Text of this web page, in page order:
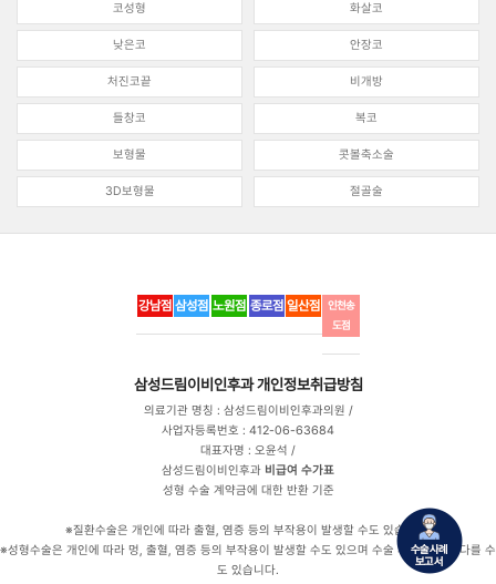
코성형 화살코
낮은코 안장코
처진코끝 비개방
들창코 복코
보형물 콧볼축소술
3D보형물 절골술
강남점 삼성점 노원점 종로점 일산점
인천송
도점
삼성드림이비인후과 개인정보취급방침
의료기관 명칭 : 삼성드림이비인후과의원 /
사업자등록번호 : 412-06-63684
대표자명 : 오윤석 /
삼성드림이비인후과 비급여 수가표
성형 수술 계약금에 대한 반환 기준
※질환수술은 개인에 따라 출혈, 염증 등의 부작용이 발생할 수도 있습니다.
※성형수술은 개인에 따라 멍, 출혈, 염증 등의 부작용이 발생할 수도 있으며 수술 후 만족도는 다를 수
도 있습니다.